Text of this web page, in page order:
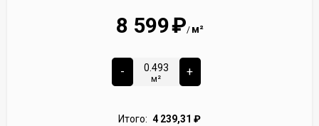
8 599₽/ м²
-
м²
+
Итого: 4 239,31 ₽